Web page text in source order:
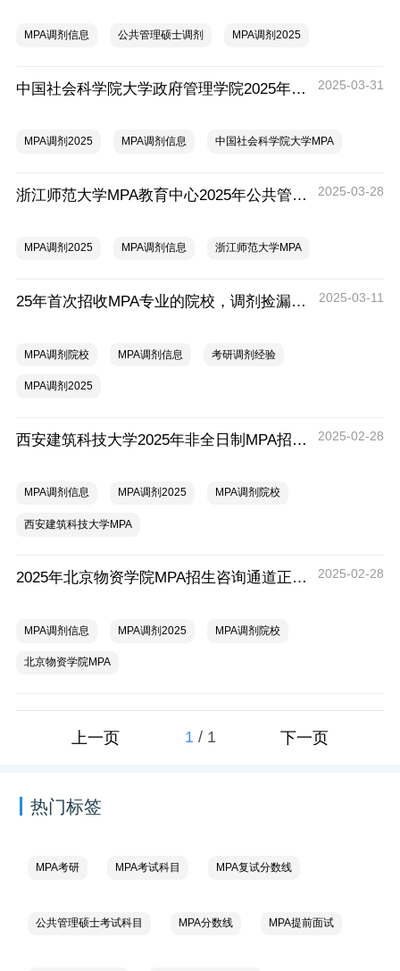
MPA调剂信息 公共管理硕士调剂 MPA调剂2025
中国社会科学院大学政府管理学院2025年非全日制公共管理硕士（MPA）接收调剂通知 2025-03-31
MPA调剂2025 MPA调剂信息 中国社会科学院大学MPA
浙江师范大学MPA教育中心2025年公共管理硕士研究生招生调剂公告 2025-03-28
MPA调剂2025 MPA调剂信息 浙江师范大学MPA
25年首次招收MPA专业的院校，调剂捡漏之选！ 2025-03-11
MPA调剂院校 MPA调剂信息 考研调剂经验
MPA调剂2025
西安建筑科技大学2025年非全日制MPA招生咨询通道正式开启 2025-02-28
MPA调剂信息 MPA调剂2025 MPA调剂院校
西安建筑科技大学MPA
2025年北京物资学院MPA招生咨询通道正式开启 2025-02-28
MPA调剂信息 MPA调剂2025 MPA调剂院校
北京物资学院MPA
上一页 1 / 1 下一页
热门标签
MPA考研 MPA考试科目 MPA复试分数线
公共管理硕士考试科目 MPA分数线 MPA提前面试